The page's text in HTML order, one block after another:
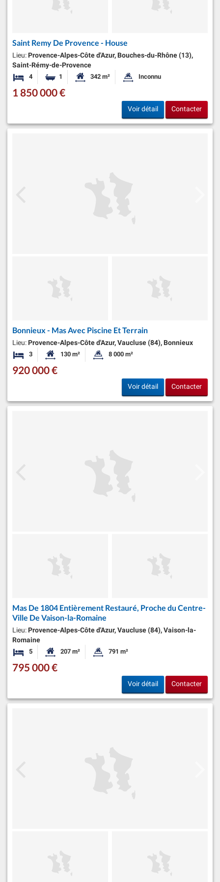
Saint Remy De Provence - House
Lieu: Provence-Alpes-Côte d'Azur, Bouches-du-Rhône (13),
Saint-Rémy-de-Provence
4 Chambres1 Salle de bainSurface habitable:
342 m² Superficie du terrain:
Inconnu
1 850 000 €
Voir détail Contacter
Bonnieux - Mas Avec Piscine Et Terrain
Lieu: Provence-Alpes-Côte d'Azur, Vaucluse (84), Bonnieux
3 Chambres Surface habitable:
130 m² Superficie du terrain:
8 000 m²
920 000 €
Voir détail Contacter
Mas De 1804 Entièrement Restauré, Proche du Centre-
Ville De Vaison-la-Romaine
Lieu: Provence-Alpes-Côte d'Azur, Vaucluse (84), Vaison-la-
Romaine
5 ChambresSurface habitable:
207 m² Superficie du terrain:
791 m²
795 000 €
Voir détail Contacter